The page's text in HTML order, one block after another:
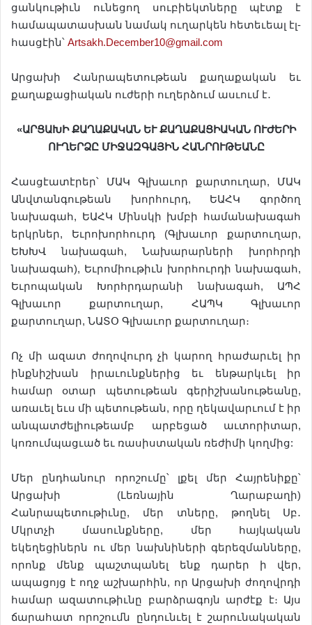
ցանկութիւն ունեցող սուբիեկտները պէտք է
համապատասխան նամակ ուղարկեն հետեւեալ էլ-
հասցէին՝ Artsakh.December10@gmail.com
Արցախի Հանրապետութեան քաղաքական եւ
քաղաքացիական ուժերի ուղերձում ասւում է․
«ԱՐՑԱԽԻ ՔԱՂԱՔԱԿԱՆ ԵՒ ՔԱՂԱՔԱՑԻԱԿԱՆ ՈՒԺԵՐԻ
ՈՒՂԵՐՁԸ ՄԻՋԱԶԳԱՅԻՆ ՀԱՆՐՈՒԹԵԱՆԸ
Հասցէատէրեր՝ ՄԱԿ Գլխաւոր քարտուղար, ՄԱԿ
Անվտանգութեան խորհուրդ, ԵԱՀԿ գործող
նախագահ, ԵԱՀԿ Մինսկի խմբի համանախագահ
երկրներ, Եւրոխորհուրդ (Գլխաւոր քարտուղար,
ԵԽԽՎ նախագահ, Նախարարների խորհրդի
նախագահ), Եւրոմիութիւն խորհուրդի նախագահ,
Եւրոպական Խորհրդարանի նախագահ, ԱՊՀ
Գլխաւոր քարտուղար, ՀԱՊԿ Գլխաւոր
քարտուղար, ՆԱՏՕ Գլխաւոր քարտուղար։
Ոչ մի ազատ ժողովուրդ չի կարող հրաժարւել իր
ինքնիշխան իրաւունքներից եւ ենթարկւել իր
համար օտար պետութեան գերիշխանութեանը,
առաւել եւս մի պետութեան, որը ղեկավարւում է իր
անպատժելիութեամբ արբեցած աւտորիտար,
կոռումպացւած եւ ռասիստական ռեժիմի կողմից:
Մեր ընդհանուր որոշումը՝ լքել մեր Հայրենիքը՝
Արցախի (Լեռնային Ղարաբաղի)
Հանրապետութիւնը, մեր տները, թողնել Սբ․
Մկրտչի մասունքները, մեր հայկական
եկեղեցիներն ու մեր նախնիների գերեզմանները,
որոնք մենք պաշտպանել ենք դարեր ի վեր,
ապացոյց է ողջ աշխարհին, որ Արցախի ժողովրդի
համար ազատութիւնը բարձրագոյն արժէք է։ Այս
ճարահատ որոշումն ընդունւել է շարունակական